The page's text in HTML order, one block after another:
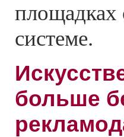
площадках
системе.
больше